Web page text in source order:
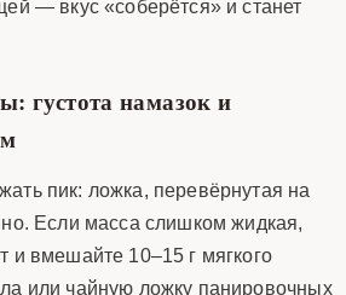
— вкус «соберётся» и станет
густота намазок и
пик: ложка, перевёрнутая на
Если масса слишком жидкая,
и вмешайте 10–15 г мягкого
или чайную ложку панировочных